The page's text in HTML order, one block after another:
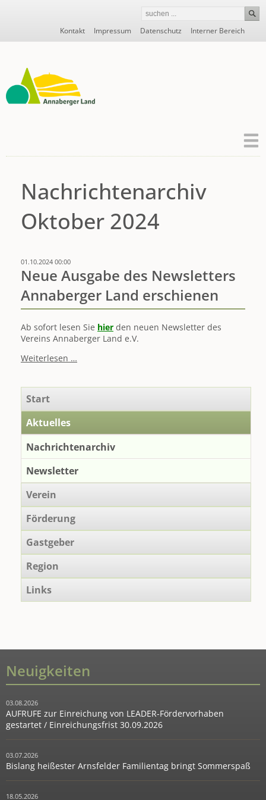
Navigation
überspringen
Kontakt Impressum Datenschutz Interner Bereich
Nachrichtenarchiv
Oktober 2024
01.10.2024 00:00
Neue Ausgabe des Newsletters
Annaberger Land erschienen
Ab sofort lesen Sie hier den neuen Newsletter des
Vereins Annaberger Land e.V.
Weiterlesen …
Newsletters
Land
überspringen
Start
Aktuelles
Nachrichtenarchiv
Newsletter
Verein
Förderung
Gastgeber
Region
Links
Neuigkeiten
03.08.2026
AUFRUFE zur Einreichung von LEADER-Fördervorhaben
gestartet / Einreichungsfrist 30.09.2026
03.07.2026
Bislang heißester Arnsfelder Familientag bringt Sommerspaß
18.05.2026